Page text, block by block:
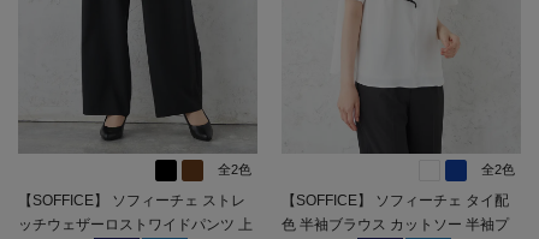
全2色
【SOFFICE】 ソフィーチェ ストレ
ッチウェザーロストワイドパンツ 上
全2色
【SOFFICE】 ソフィーチェ タイ配
色 半袖ブラウス カットソー 半袖プ